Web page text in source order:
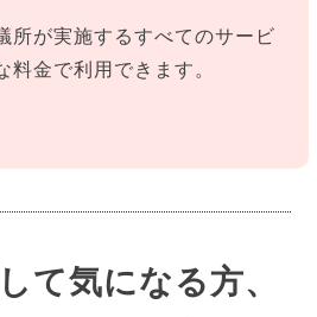
所が実施するすべてのサービ
金で利用できます。
て気になる方、